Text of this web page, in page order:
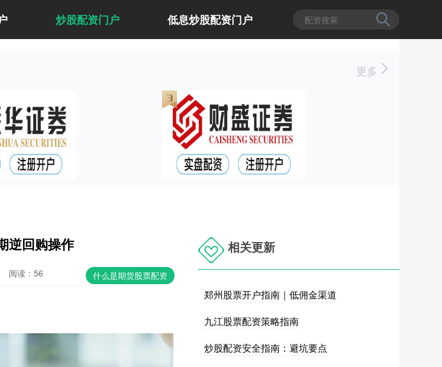
炒股配资门户 低息炒股配资门户
更多
逆回购操作
什么是期货股票配资
阅读：56
相关更新
郑州股票开户指南｜低佣金渠道
九江股票配资策略指南
炒股配资安全指南：避坑要点